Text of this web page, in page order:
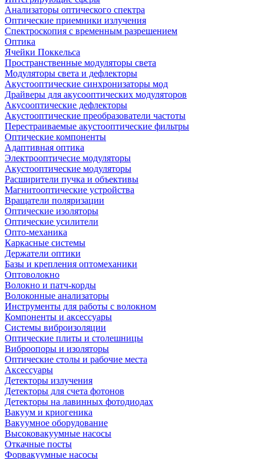
Анализаторы оптического спектра
Оптические приемники излучения
Спектроскопия с временным разрешением
Оптика
Ячейки Поккельса
Пространственные модуляторы света
Модуляторы света и дефлекторы
Акустооптические синхронизаторы мод
Драйверы для акусооптических модуляторов
Акусооптические дефлекторы
Акустооптические преобразователи частоты
Перестраиваемые акустооптические фильтры
Оптические компоненты
Адаптивная оптика
Электрооптичесие модуляторы
Акустооптические модуляторы
Расширители пучка и объективы
Магнитооптические устройства
Вращатели поляризации
Оптические изоляторы
Оптические усилители
Опто-механика
Каркасные системы
Держатели оптики
Базы и крепления оптомеханики
Оптоволокно
Волокно и патч-корды
Волоконные анализаторы
Инструменты для работы с волокном
Компоненты и аксессуары
Системы виброизоляции
Оптические плиты и столешницы
Виброопоры и изоляторы
Оптические столы и рабочие места
Аксессуары
Детекторы излучения
Детекторы для счета фотонов
Детекторы на лавинных фотодиодах
Вакуум и криогеника
Вакуумное оборудование
Высоковакуумные насосы
Откачные посты
Форвакуумные насосы